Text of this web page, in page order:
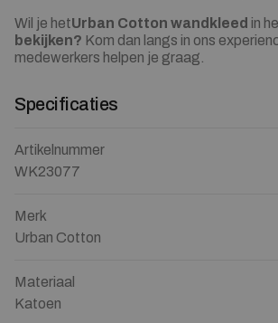
Wil je hetUrban Cotton wandkleed in
bekijken? Kom dan langs in ons
medewerkers helpen je graag.
Specificaties
Artikelnummer
WK23077
Merk
Urban Cotton
Materiaal
Katoen